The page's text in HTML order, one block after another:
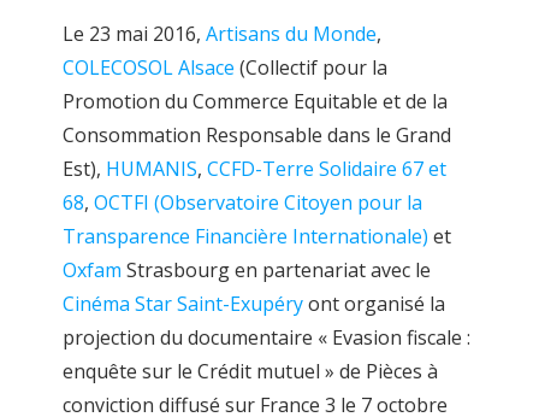
Le 23 mai 2016, Artisans du Monde,
COLECOSOL Alsace (Collectif pour la
Promotion du Commerce Equitable et de la
Consommation Responsable dans le Grand
Est), HUMANIS, CCFD-Terre Solidaire 67 et
68, OCTFI (Observatoire Citoyen pour la
Transparence Financière Internationale) et
Oxfam Strasbourg en partenariat avec le
Cinéma Star Saint-Exupéryont organisé la
projection du documentaire « Evasion fiscale :
enquête sur le Crédit mutuel » de Pièces à
conviction diffusé sur France 3 le 7 octobre